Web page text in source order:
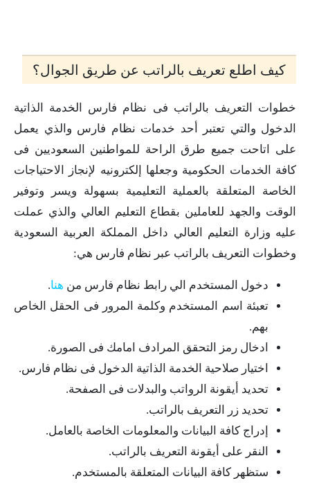
كيف اطلع تعريف بالراتب عن طريق الجوال؟
خطوات التعريف بالراتب فى نظام فارس الخدمة الذاتية
الدخول والتي تعتبر أحد خدمات نظام فارس والذي يعمل
على اتاحت جميع طرق الراحة للمواطنين السعوديين فى
كافة الخدمات الحكومية وجعلها إلكترونيه لإنجاز الاحتياجات
الخاصة المتعلقة بالعملية التعليمية بسهولة ويسر وتوفير
الوقت والجهد للعاملين بقطاع التعليم العالي والذي عملت
عليه وزارة التعليم العالي داخل المملكة العربية السعودية
وخطوات التعريف بالراتب عبر نظام فارس هي:
دخول المستخدم الي رابط نظام فارس من هنا.
تعبئة اسم المستخدم وكلمة المرور فى الحقل الخاص
بهم.
ادخال رمز التحقق المرادف امامك فى الصورة.
اختيار صلاحية الخدمة الذاتية الدخول فى نظام فارس.
تحديد أيقونة الرواتب والبدلات فى الصفحة.
تحديد زر التعريف بالراتب.
إدراج كافة البيانات والمعلومات الخاصة بالعامل.
النقر على أيقونة التعريف بالراتب.
ستظهر كافة البيانات المتعلقة بالمستخدم.